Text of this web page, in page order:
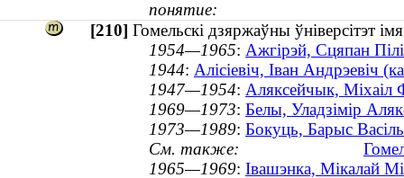
понятие:
[210] Гомельскі дзяржаўны ўніверсітэт
1954—1965: Ажгірэй, Сцяпан
1944: Алісіевіч, Іван Андрэевіч
1947—1954: Аляксейчык, Міхаіл
1969—1973: Белы, Уладзімір
1973—1989: Бокуць, Барыс
См. также:
1965—1969: Івашэнка, Мікалай